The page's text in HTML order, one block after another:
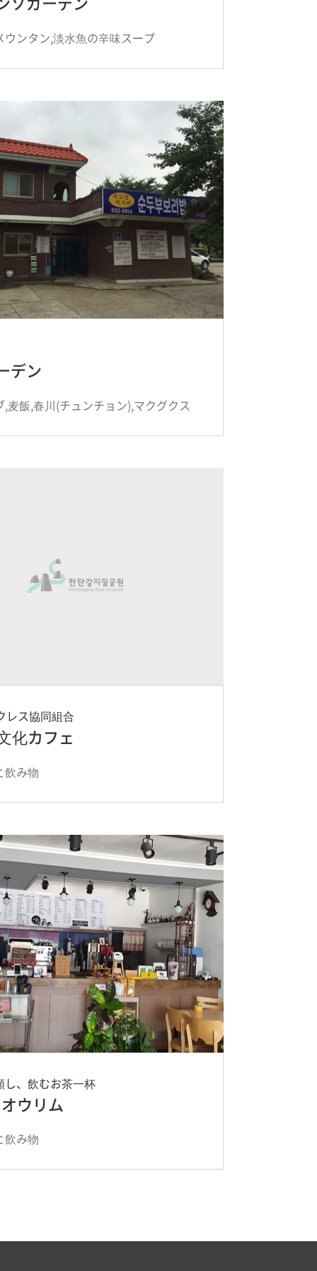
ウンタン,淡水魚の辛味スープ
デン
,麦飯,春川(チュンチョン),マクグクス
レス協同組合
化カフェ
飲み物
し、飲むお茶一杯
ウリム
飲み物